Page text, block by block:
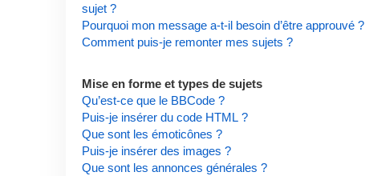
sujet ?
Pourquoi mon message a-t-il besoin d’être approuvé ?
Comment puis-je remonter mes sujets ?
Mise en forme et types de sujets
Qu’est-ce que le BBCode ?
Puis-je insérer du code HTML ?
Que sont les émoticônes ?
Puis-je insérer des images ?
Que sont les annonces générales ?